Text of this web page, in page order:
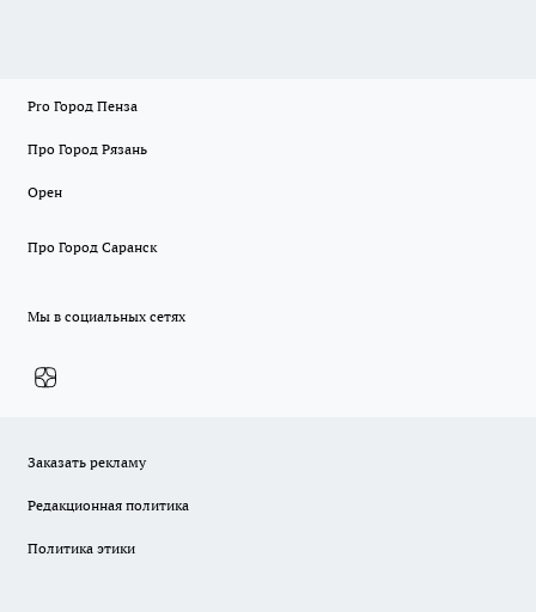
Pro Город Пенза
Про Город Рязань
Орен
Про Город Саранск
Мы в социальных сетях
Заказать рекламу
Редакционная политика
Политика этики